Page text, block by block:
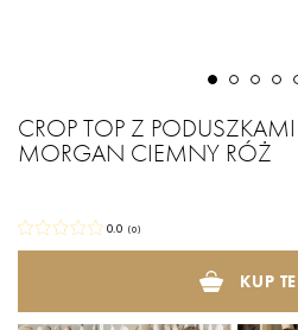
CROP TOP Z PODUSZKAMI
MORGAN CIEMNY RÓŻ
0.0 (0)
KUP